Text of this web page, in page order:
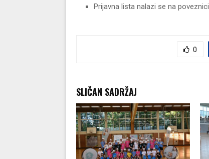
Prijavna lista nalazi se na poveznici
0
SLIČAN SADRŽAJ